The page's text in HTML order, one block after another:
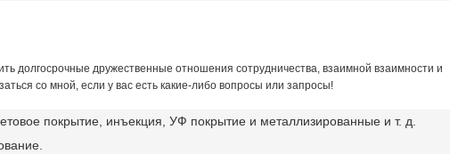
долгосрочные дружественные отношения сотрудничества, взаимной взаимности и
со мной, если у вас есть какие-либо вопросы или запросы!
покрытие, инъекция, УФ покрытие и металлизированные и т. д.